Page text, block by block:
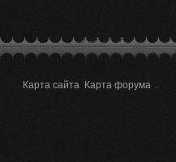
Карта сайта Карта форума